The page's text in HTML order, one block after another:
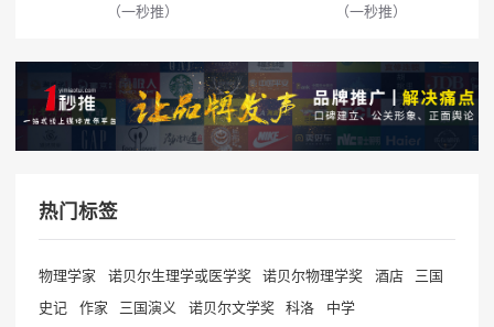
（一秒推）
（一秒推）
热门标签
物理学家 诺贝尔生理学或医学奖 诺贝尔物理学奖 酒店
三国
史记
作家 三国演义 诺贝尔文学奖 科洛
中学